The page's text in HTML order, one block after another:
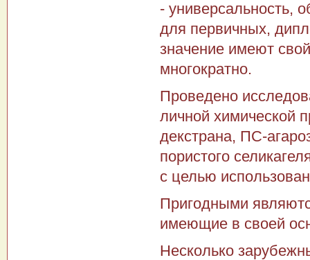
- универсальность,
для первичных,
значение имеют
многократно.
Проведено
личной химической
декстрана, ПС-
порис­того
с целью
Пригодными
имеющие в своей
Несколько